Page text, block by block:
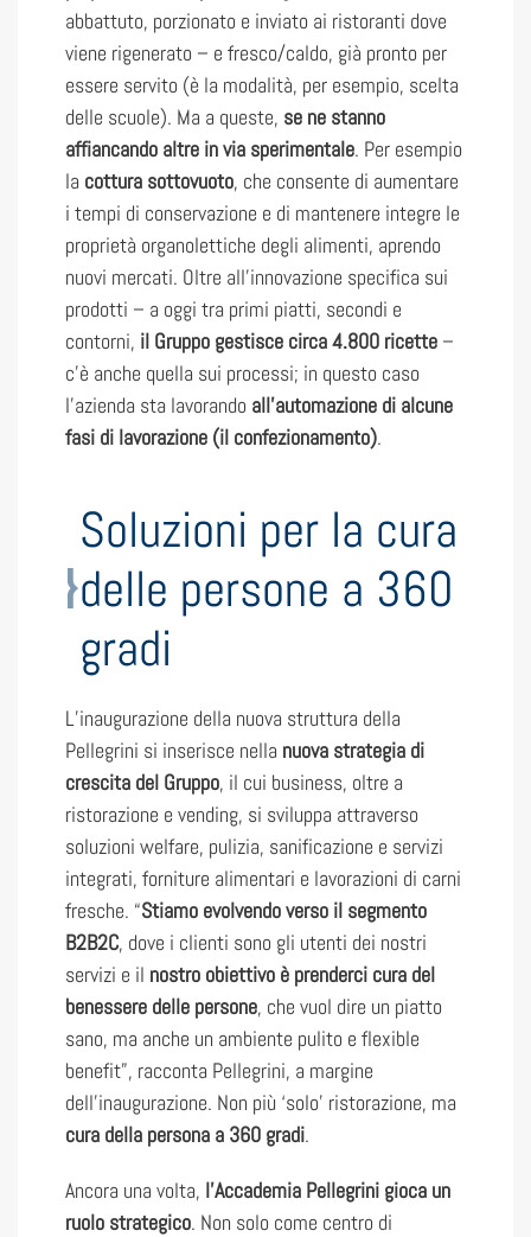
abbattuto, porzionato e inviato ai ristoranti dove
viene rigenerato – e fresco/caldo, già pronto per
essere servito (è la modalità, per esempio, scelta
delle scuole). Ma a queste, se ne stanno
affiancando altre in via sperimentale. Per esempio
la cottura sottovuoto, che consente di aumentare
i tempi di conservazione e di mantenere integre le
proprietà organolettiche degli alimenti, aprendo
nuovi mercati. Oltre all’innovazione specifica sui
prodotti – a oggi tra primi piatti, secondi e
contorni, il Gruppo gestisce circa 4.800 ricette –
c’è anche quella sui processi; in questo caso
l’azienda sta lavorando all’automazione di alcune
fasi di lavorazione (il confezionamento).
Soluzioni per la cura
delle persone a 360
gradi
L’inaugurazione della nuova struttura della
Pellegrini si inserisce nella nuova strategia di
crescita del Gruppo, il cui business, oltre a
ristorazione e vending, si sviluppa attraverso
soluzioni welfare, pulizia, sanificazione e servizi
integrati, forniture alimentari e lavorazioni di carni
fresche. “Stiamo evolvendo verso il segmento
B2B2C, dove i clienti sono gli utenti dei nostri
servizi e il nostro obiettivo è prenderci cura del
benessere delle persone, che vuol dire un piatto
sano, ma anche un ambiente pulito e flexible
benefit”, racconta Pellegrini, a margine
dell’inaugurazione. Non più ‘solo’ ristorazione, ma
cura della persona a 360 gradi.
Ancora una volta, l’Accademia Pellegrini gioca un
ruolo strategico. Non solo come centro di